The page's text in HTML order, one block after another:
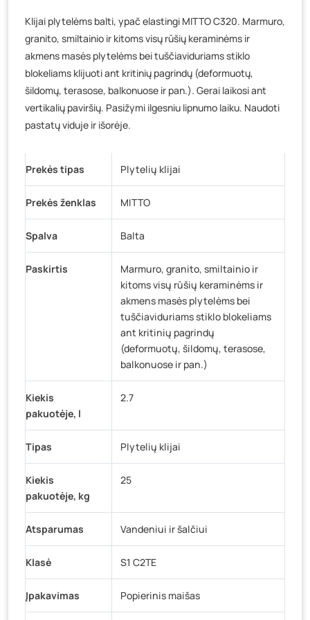
Baravykų g. 1, Druskininkai- 0 vienetų
Vilniaus g. 89D, Ukmergė - 0 vienetų
K. Donelaičio g. 17, Rokiškis
- 0 vienetų
Šaltupės g. 64, Zarasai- 0 vienetų
Klijai plytelėms balti, ypač elastingi MITTO C320. Marmuro,
granito, smiltainio ir kitoms visų rūšių keraminėms ir
akmens masės plytelėms bei tuščiaviduriams stiklo
blokeliams klijuoti ant kritinių pagrindų (deformuotų,
šildomų, terasose, balkonuose ir pan.). Gerai laikosi ant
vertikalių paviršių. Pasižymi ilgesniu lipnumo laiku. Naudoti
pastatų viduje ir išorėje.
Prekės tipas Plytelių klijai
Prekės ženklas MITTO
Spalva Balta
Paskirtis
Marmuro, granito, smiltainio ir
kitoms visų rūšių keraminėms ir
akmens masės plytelėms bei
tuščiaviduriams stiklo blokeliams
ant kritinių pagrindų
(deformuotų, šildomų, terasose,
balkonuose ir pan.)
Kiekis
pakuotėje, l
2.7
Tipas Plytelių klijai
Kiekis
pakuotėje, kg
25
Atsparumas Vandeniui ir šalčiui
Klasė S1 C2TE
Įpakavimas Popierinis maišas